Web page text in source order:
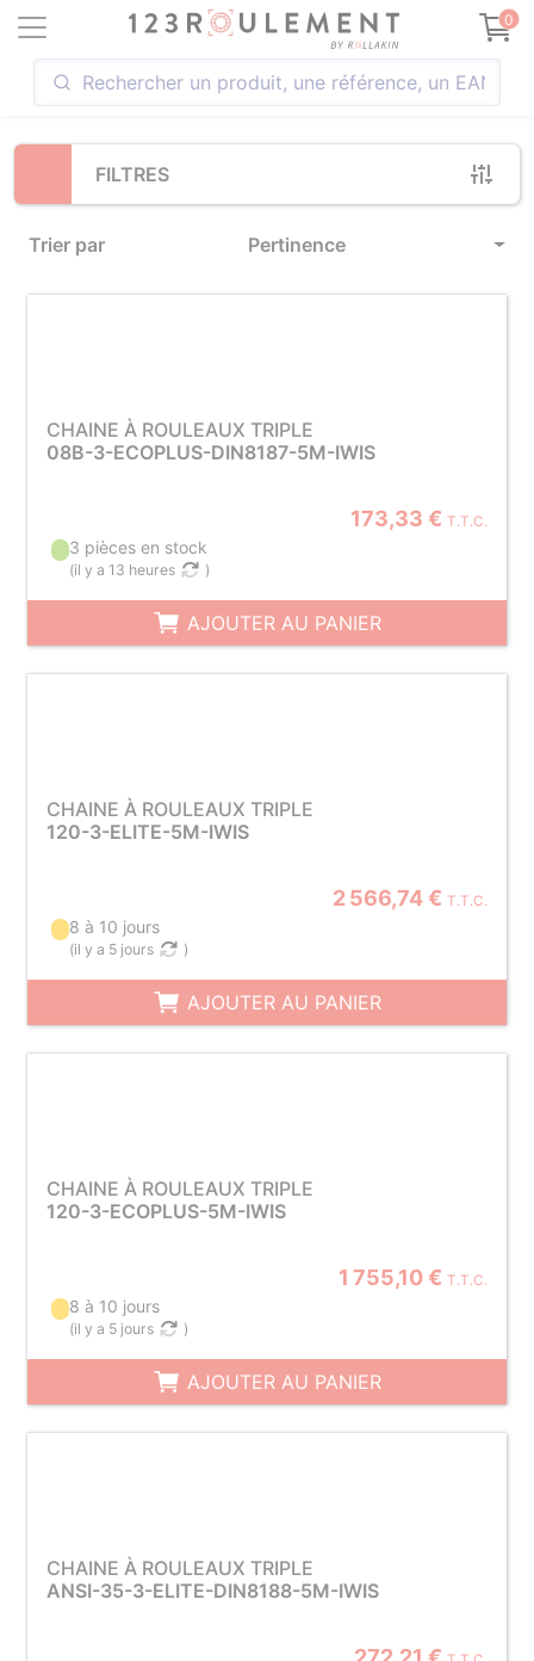
0
FILTRES
Trier par Pertinence
Loading...
CHAINE À ROULEAUX TRIPLE
08B-3-ECOPLUS-DIN8187-5M-IWIS
173,33 € T.T.C.
3 pièces en stock
(il y a 13 heures )
AJOUTER AU PANIER
CHAINE À ROULEAUX TRIPLE
120-3-ELITE-5M-IWIS
2 566,74 € T.T.C.
8 à 10 jours
(il y a 5 jours )
AJOUTER AU PANIER
CHAINE À ROULEAUX TRIPLE
120-3-ECOPLUS-5M-IWIS
1 755,10 € T.T.C.
8 à 10 jours
(il y a 5 jours )
AJOUTER AU PANIER
CHAINE À ROULEAUX TRIPLE
ANSI-35-3-ELITE-DIN8188-5M-IWIS